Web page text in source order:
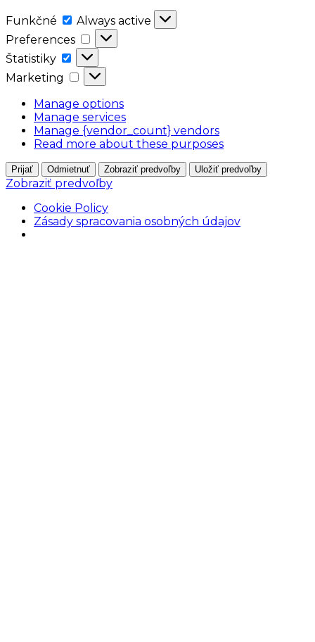
Funkčné Funkčné
Always active
Preferences
Preferences
Štatistiky
Štatistiky
Marketing
Marketing
Manage options
Manage services
Manage {vendor_count} vendors
Read more about these purposes
Prijať Odmietnuť Zobraziť predvoľby Uložiť predvoľby
Zobraziť predvoľby
Cookie Policy
Zásady spracovania osobných údajov